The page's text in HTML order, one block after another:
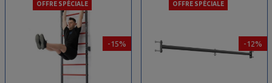
-15%
OFFRE SPÉCIALE
-12%
OFFRE SPÉCIALE